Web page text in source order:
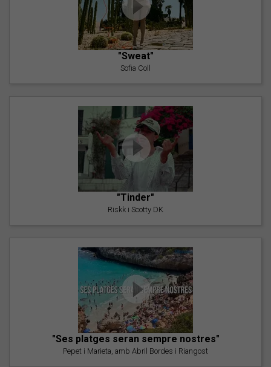
"Sweat"
Sofia Coll
"Tinder"
Riskk i Scotty DK
"Ses platges seran sempre nostres"
Pepet i Marieta, amb Abril Bordes i Riangost